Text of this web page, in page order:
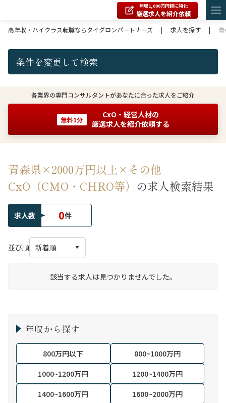
年収1,000万円超に特化
厳選求人を紹介依頼
高年収・ハイクラス転職ならタイグロンパートナーズ
| 求人を探す |
条件を変更して検索
各業界の専門コンサルタントがあなたに合った求人をご紹介
無料1分
CxO・経営人材の
厳選求人を紹介依頼する
青森県×2000万円以上×その他
CxO（CMO・CHRO等） の求人検索結果
求人数 0件
並び順
該当する求人は見つかりませんでした。
年収から探す
800万円以下
800~1000万円
1000~1200万円
1200~1400万円
1400~1600万円
1600~2000万円